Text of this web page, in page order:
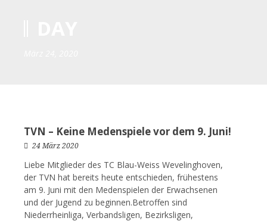
TVN – Keine Medenspiele vor dem 9. Juni!
24 März 2020
Liebe Mitglieder des TC Blau-Weiss Wevelinghoven,
der TVN hat bereits heute entschieden, frühestens
am 9. Juni mit den Medenspielen der Erwachsenen
und der Jugend zu beginnen.Betroffen sind
Niederrheinliga, Verbandsligen, Bezirksligen,